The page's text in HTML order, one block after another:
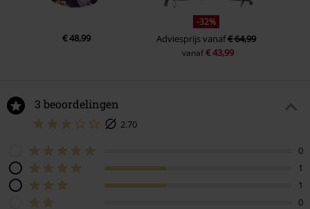
€ 48,99
-32%
Adviesprijsvanaf€ 64,99
vanaf€ 43,99
3 beoordelingen
2.70
0
1
1
0